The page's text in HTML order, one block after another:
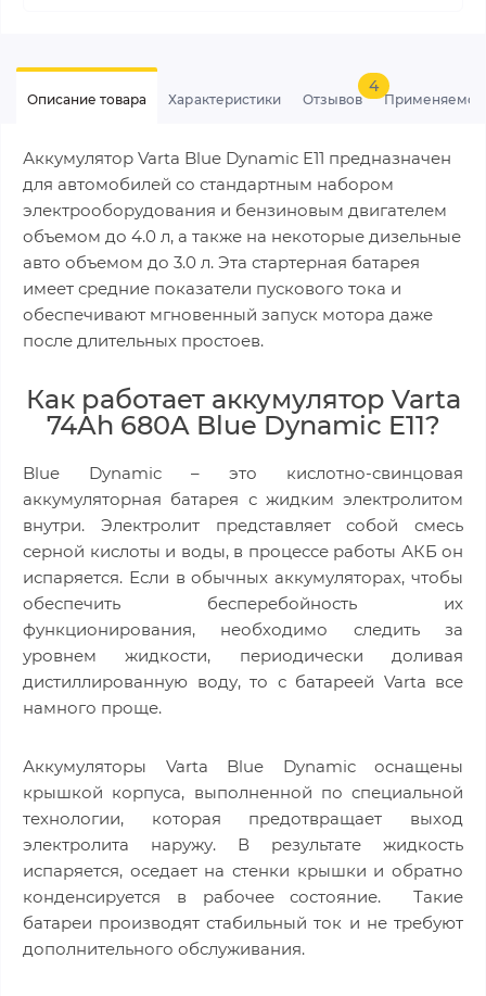
Описание товара Характеристики Отзывов
4
Аккумулятор Varta Blue Dynamic E11 предназначен
для автомобилей со стандартным набором
электрооборудования и бензиновым двигателем
объемом до 4.0 л, а также на некоторые дизельные
авто объемом до 3.0 л. Эта стартерная батарея
имеет средние показатели пускового тока и
обеспечивают мгновенный запуск мотора даже
после длительных простоев.
Как работает аккумулятор Varta
74Ah 680A Blue Dynamic E11?
Blue Dynamic – это кислотно-свинцовая
аккумуляторная батарея с жидким электролитом
внутри. Электролит представляет собой смесь
серной кислоты и воды, в процессе работы АКБ он
испаряется. Если в обычных аккумуляторах, чтобы
обеспечить бесперебойность их
функционирования, необходимо следить за
уровнем жидкости, периодически доливая
дистиллированную воду, то с батареей Varta все
намного проще.
Аккумуляторы Varta Blue Dynamic оснащены
крышкой корпуса, выполненной по специальной
технологии, которая предотвращает выход
электролита наружу. В результате жидкость
испаряется, оседает на стенки крышки и обратно
конденсируется в рабочее состояние. Такие
батареи производят стабильный ток и не требуют
дополнительного обслуживания.